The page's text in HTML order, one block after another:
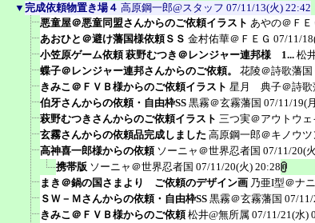
▼ 完成依頼物置き場４ 高原鋼一郎@スタッフ 07/11/13(火) 22:42
悪童屋＠悪童同盟さんからのご依頼イラスト あやの＠ＦＥ
あおひと＠避け藩国様依頼ＳＳ 金村佑華＠ＦＥＧ 07/11/
小笠原ゲーム依頼 萩野むつき＠レンジャー連邦様 1... 松
蝶子＠レンジャー連邦さんからのご依頼。
花陵＠詩歌藩国
きみこ＠ＦＶＢ様からのご依頼イラスト 星月 典子＠詩歌
伯牙さんからの依頼・自由枠SS 黒霧＠玄霧藩国 07/11/19(
萩野むつきさんからのご依頼イラスト 三つ実＠アウトウェ
玄霧さんからの依頼品完成しました 高原鋼一郎＠キノウツ
高神喜一郎様からの依頼 ソーニャ＠世界忍者国 07/11/20(
携帯版 ソーニャ＠世界忍者国 07/11/20(火) 20:28
まき＠鍋の国さまより ご依頼のデザイン画 乃亜I型＠ナ
ＳＷ－Ｍさんからの依頼・自由枠SS 黒霧＠玄霧藩国 07/11/
きみこ＠ＦＶＢ様からのご依頼 松井@無所属 07/11/21(水)